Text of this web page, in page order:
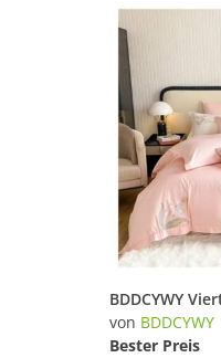
von BDDCYWY
Bester Preis